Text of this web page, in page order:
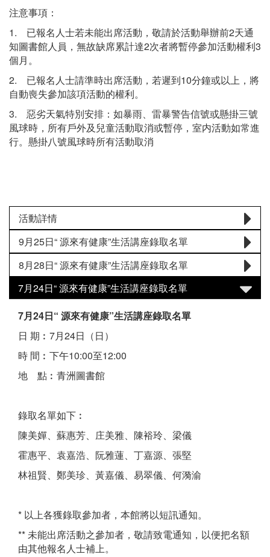
注意事項：
1. 已報名人士若未能出席活動，敬請於活動舉辦前2天通
知圖書館人員，無故缺席累計達2次者將暫停參加活動權利3
個月。
2. 已報名人士請準時出席活動，若遲到10分鐘或以上，將
自動喪失參加該項活動的權利。
3. 惡劣天氣特別安排：如暴雨、雷暴警告信號或懸掛三號
風球時，所有戶外及兒童活動取消或暫停，室内活動如常進
行。懸掛八號風球時所有活動取消
活動詳情
9月25日“ 源來有健康”生活講座錄取名單
8月28日“ 源來有健康”生活講座錄取名單
7月24日“ 源來有健康”生活講座錄取名單
7月24日“ 源來有健康”生活講座錄取名單
日 期︰7月24日（日）
時 間︰下午10:00至12:00
地 點︰青洲圖書館
錄取名單如下︰
陳美嬋、蘇惠芳、庄美雅、陳裕玲、梁儀
霍惠平、袁嘉浩、阮雅蓮、丁嘉源、張堅
林祖賢、鄭美珍、黃嘉儀、易翠儀、何漪渝
* 以上各獲錄取參加者，本館將以短訊通知。
** 未能出席活動之參加者，敬請致電通知，以便把名額
由其他報名人士補上。